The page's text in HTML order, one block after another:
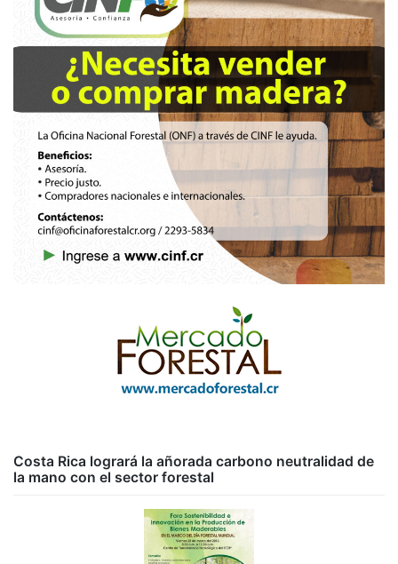
Costa Rica logrará la añorada carbono neutralidad de
la mano con el sector forestal